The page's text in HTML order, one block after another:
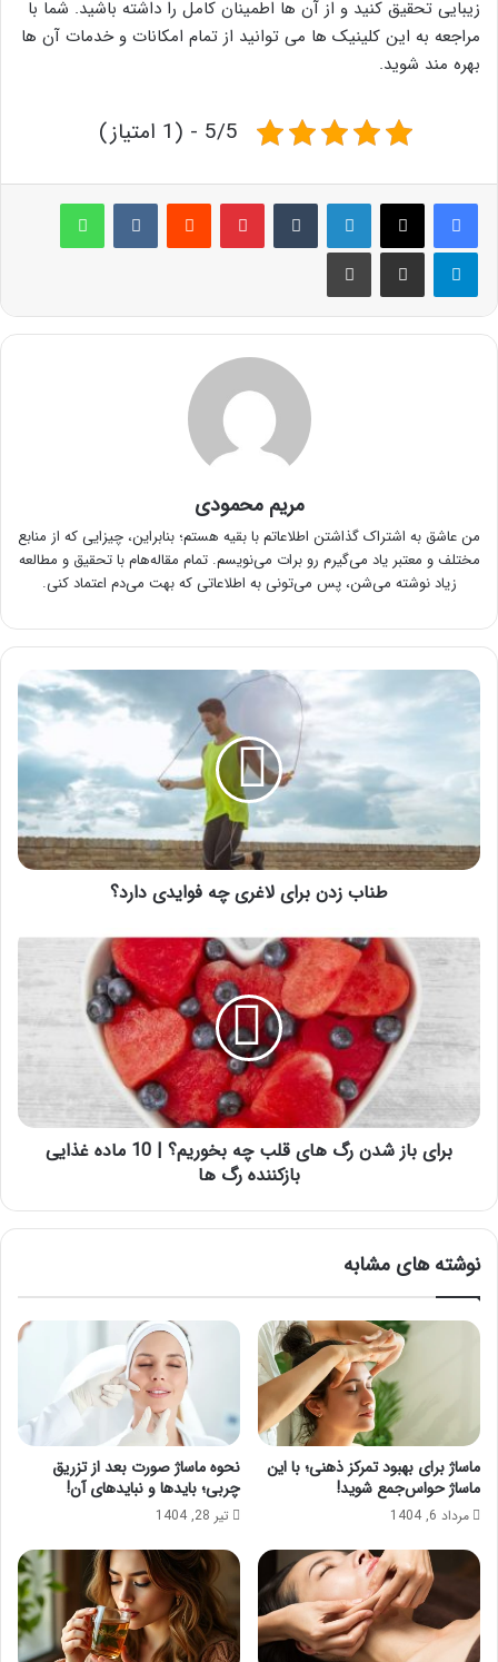
زیبایی تحقیق کنید و از آن ها اطمینان کامل را داشته باشید. شما با
مراجعه به این کلینیک ها می توانید از تمام امکانات و خدمات آن ها
بهره مند شوید.
5/5 - (1 امتیاز)
لینکدین ‫تامبلر پینترست‫رددیت ‫VKontakteواتس آپ
تلگرام اشتراک گذاری از طریق ایمیل چاپ
مریم محمودی
من عاشق به اشتراک گذاشتن اطلاعاتم با بقیه هستم؛ بنابراین، چیزایی که از منابع
مختلف و معتبر یاد می‌گیرم رو برات می‌نویسم. تمام مقاله‌هام با تحقیق و مطالعه
زیاد نوشته می‌شن، پس می‌تونی به اطلاعاتی که بهت می‌دم اعتماد کنی.
طناب
زدن
برای
لاغری
فوایدی
طناب زدن برای لاغری چه فوایدی دارد؟
برای
قلب
بخوریم؟
|
بازکننده
ها
برای باز شدن رگ های قلب چه بخوریم؟ | 10 ماده غذایی
بازکننده رگ ها
نوشته های مشابه
ماساژ برای بهبود تمرکز ذهنی؛ با این
ماساژ حواس‌جمع شوید!
مرداد 6, 1404
نحوه ماساژ صورت بعد از تزریق
چربی؛ بایدها و نبایدهای آن!
تیر 28, 1404